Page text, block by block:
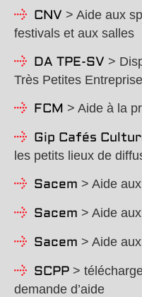
CNV > Aide aux
festivals et aux salles
DA TPE-SV >
Très Petites
FCM > Aide à la
Gip Cafés
les petits lieux de
Sacem > Aide
Sacem > Aide
Sacem > Aide
SCPP >
demande d’aide